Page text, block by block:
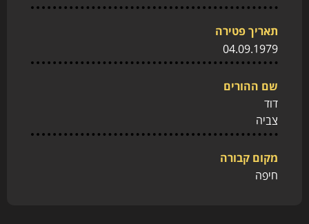
תאריך פטירה
04.09.1979
שם ההורים
דוד
צביה
מקום קבורה
חיפה